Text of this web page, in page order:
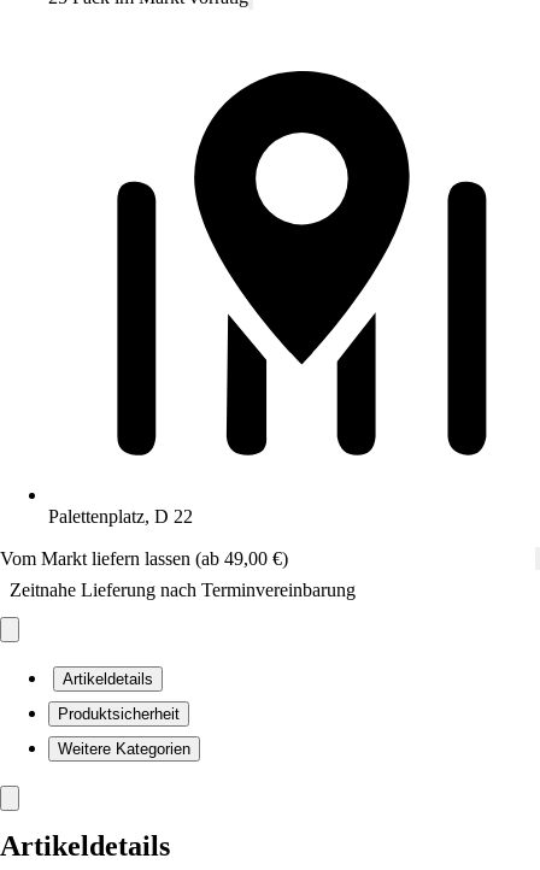
Palettenplatz, D 22
Vom Markt liefern lassen (ab 49,00 €)
Zeitnahe Lieferung nach Terminvereinbarung
Artikeldetails
Produktsicherheit
Weitere Kategorien
Artikeldetails